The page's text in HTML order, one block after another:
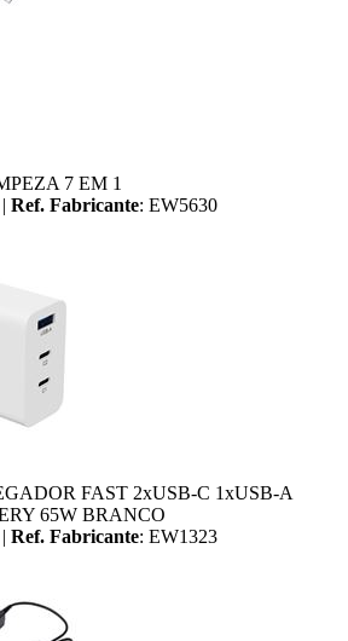
7 EM 1
Ref. Fabricante: EW5630
FAST 2xUSB-C 1xUSB-A
65W BRANCO
Ref. Fabricante: EW1323